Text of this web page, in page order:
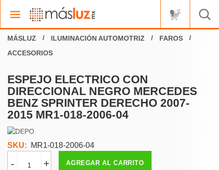
ILUMINACIÓN AUTOMOTRIZ
FAROS
ACCESORIOS
ESPEJO ELECTRICO CON
DIRECCIONAL NEGRO MERCEDES
BENZ SPRINTER DERECHO 2007-
2015 MR1-018-2006-04
SKU: MR1-018-2006-04
- + AGREGAR AL CARRITO